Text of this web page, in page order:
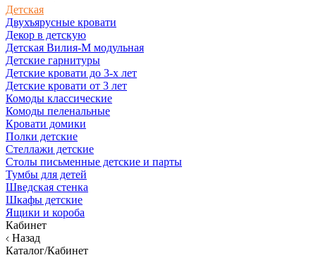
Детская
Двухъярусные кровати
Декор в детскую
Детская Вилия-М модульная
Детские гарнитуры
Детские кровати до 3-х лет
Детские кровати от 3 лет
Комоды классические
Комоды пеленальные
Кровати домики
Полки детские
Стеллажи детские
Столы письменные детские и парты
Тумбы для детей
Шведская стенка
Шкафы детские
Ящики и короба
Кабинет
Назад
Каталог/Кабинет